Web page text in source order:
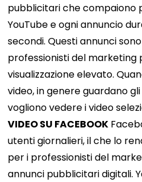
pubblicitari che compaiono
YouTube e ogni annuncio
secondi. Questi annunci
professionisti del marketing
visualizzazione elevato.
video, in genere guardano
vogliono vedere i video
VIDEO SU FACEBOOK
utenti giornalieri, il che lo
per i professionisti del
annunci pubblicitari digitali.